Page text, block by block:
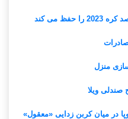
منزل
ویلا
در میان کربن زدایی «معقول»